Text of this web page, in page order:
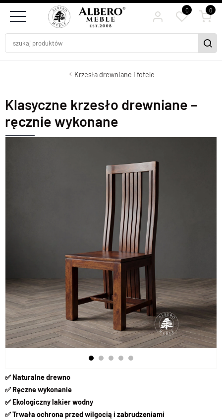
0 0
Krzesła drewniane i fotele
Klasyczne krzesło drewniane –
ręcznie wykonane
✅ Naturalne drewno
✅ Ręczne wykonanie
✅ Ekologiczny lakier wodny
✅ Trwała ochrona przed wilgocią i zabrudzeniami